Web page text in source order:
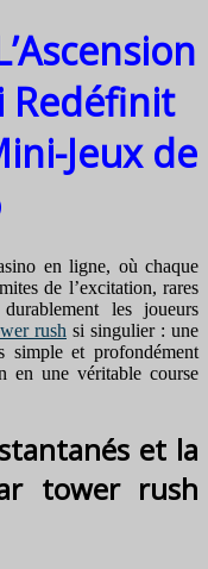
Redéfinit
Jeux de
en ligne, où chaque
de l’excitation, rares
les joueurs
rush si singulier : une
simple et profondément
en une véritable course
et la
tower rush